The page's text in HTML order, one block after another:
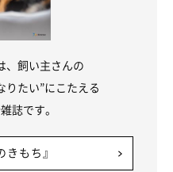
、飼い主さんの
りたい”にこたえる
誌です。
もち』